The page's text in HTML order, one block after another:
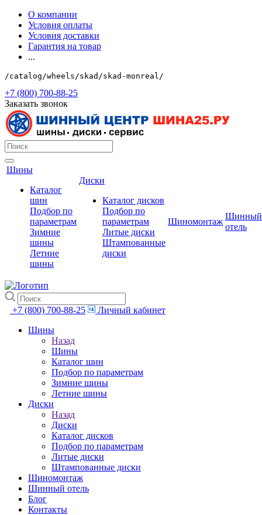
О компании
Условия оплаты
Условия доставки
Гарантия на товар
...
/catalog/wheels/skad/skad-monreal/
+7 (800) 700-88-25
Заказать звонок
Шины
Каталог
шин
Подбор по
параметрам
Зимние
шины
Летние
шины
Диски
Каталог дисков
Подбор по
параметрам
Литые диски
Штампованные
диски
Шиномонтаж
Шинный
отель
+7 (800) 700-88-25
Личный кабинет
Шины
Назад
Шины
Каталог шин
Подбор по параметрам
Зимние шины
Летние шины
Диски
Назад
Диски
Каталог дисков
Подбор по параметрам
Литые диски
Штампованные диски
Шиномонтаж
Шинный отель
Блог
Контакты